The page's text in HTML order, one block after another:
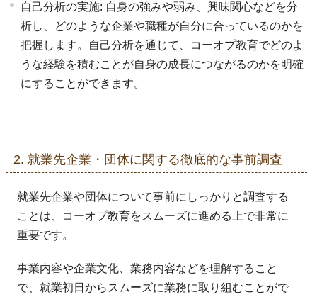
自己分析の実施: 自身の強みや弱み、興味関心などを分
析し、どのような企業や職種が自分に合っているのかを
把握します。自己分析を通じて、コーオプ教育でどのよ
うな経験を積むことが自身の成長につながるのかを明確
にすることができます。
2. 就業先企業・団体に関する徹底的な事前調査
就業先企業や団体について事前にしっかりと調査する
ことは、コーオプ教育をスムーズに進める上で非常に
重要です。
事業内容や企業文化、業務内容などを理解すること
で、就業初日からスムーズに業務に取り組むことがで